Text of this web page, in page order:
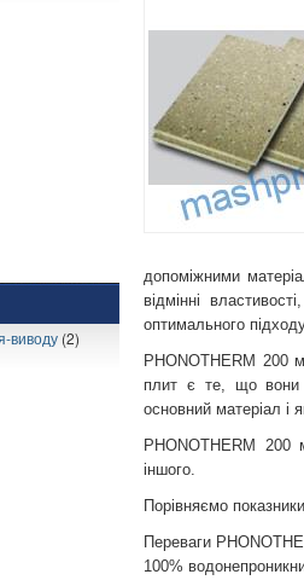
виводу (2)
допоміжними
відмінні
оптимального
PHONOTHERM 200
плит є те, що вони
основний матеріал і
PHONOTHERM
іншого.
Порівняємо
Переваги
100%